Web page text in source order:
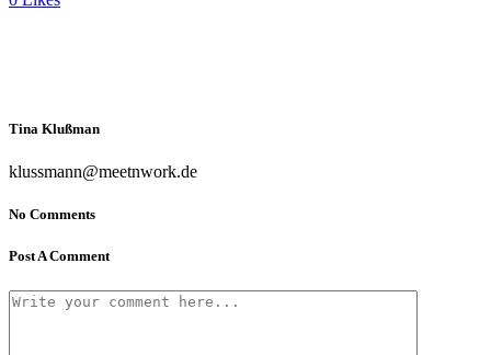
Tina Klußman
klussmann@meetnwork.de
No Comments
Post A Comment